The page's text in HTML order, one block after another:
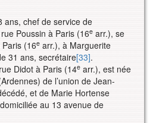
ans, chef de service de
Poussin à Paris (16e arr.), se
(16e arr.), à Marguerite
31 ans, secrétaire[33].
Didot à Paris (14e arr.), est née
de l’union de Jean-
et de Marie Hortense
au 13 avenue de